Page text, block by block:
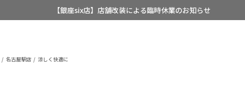
【店舗限定】レディースオーダースーツ
名古屋駅店 涼しく快適に